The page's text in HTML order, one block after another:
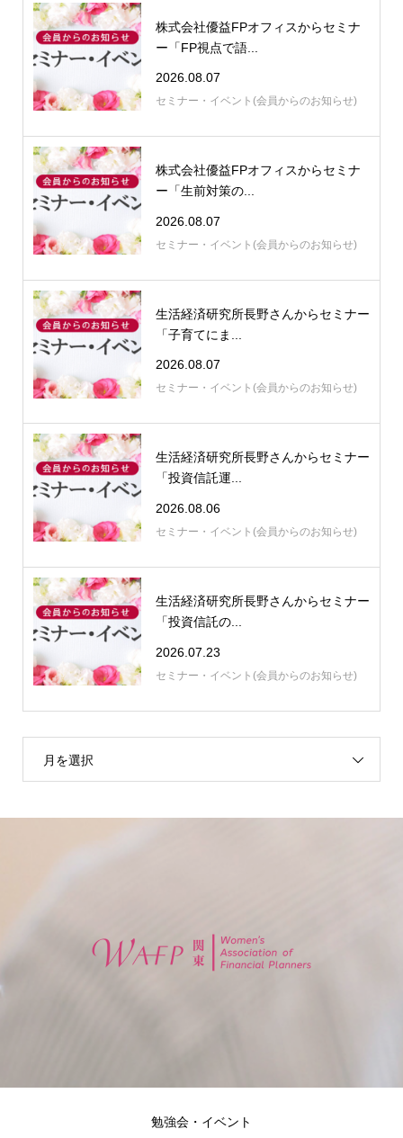
株式会社優益FPオフィスからセミナ
ー「FP視点で語...
2026.08.07
セミナー・イベント(会員からのお知らせ)
株式会社優益FPオフィスからセミナ
ー「生前対策の...
2026.08.07
セミナー・イベント(会員からのお知らせ)
生活経済研究所長野さんからセミナー
「子育てにま...
2026.08.07
セミナー・イベント(会員からのお知らせ)
生活経済研究所長野さんからセミナー
「投資信託運...
2026.08.06
セミナー・イベント(会員からのお知らせ)
生活経済研究所長野さんからセミナー
「投資信託の...
2026.07.23
セミナー・イベント(会員からのお知らせ)
月を選択
勉強会・イベント